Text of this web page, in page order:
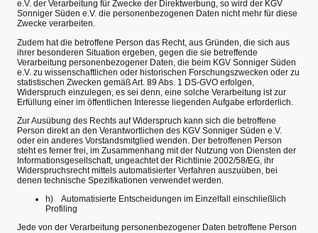
e.V. der Verarbeitung für Zwecke der Direktwerbung, so wird der KGV
Sonniger Süden e.V. die personenbezogenen Daten nicht mehr für diese
Zwecke verarbeiten.
Zudem hat die betroffene Person das Recht, aus Gründen, die sich aus
ihrer besonderen Situation ergeben, gegen die sie betreffende
Verarbeitung personenbezogener Daten, die beim KGV Sonniger Süden
e.V. zu wissenschaftlichen oder historischen Forschungszwecken oder zu
statistischen Zwecken gemäß Art. 89 Abs. 1 DS-GVO erfolgen,
Widerspruch einzulegen, es sei denn, eine solche Verarbeitung ist zur
Erfüllung einer im öffentlichen Interesse liegenden Aufgabe erforderlich.
Zur Ausübung des Rechts auf Widerspruch kann sich die betroffene
Person direkt an den Verantwortlichen des KGV Sonniger Süden e.V.
oder ein anderes Vorstandsmitglied wenden. Der betroffenen Person
steht es ferner frei, im Zusammenhang mit der Nutzung von Diensten der
Informationsgesellschaft, ungeachtet der Richtlinie 2002/58/EG, ihr
Widerspruchsrecht mittels automatisierter Verfahren auszuüben, bei
denen technische Spezifikationen verwendet werden.
h) Automatisierte Entscheidungen im Einzelfall einschließlich
Profiling
Jede von der Verarbeitung personenbezogener Daten betroffene Person